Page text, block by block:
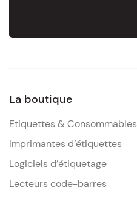
La boutique
Etiquettes & Consommables
Imprimantes d’étiquettes
Logiciels d’étiquetage
Lecteurs code-barres